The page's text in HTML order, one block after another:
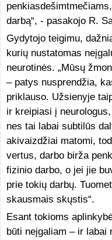
darbą“, - pasakojo R.
Gydytojo teigimu,
kurių nustatomas
neurotinės. „Mūsų
– patys nusprendžia,
priklauso. Užsienyje
ir kreipiasi į
nes tai labai subtilūs
akivaizdžiai matomi,
vertus, darbo birža
fizinio darbo, o jei jie
prie tokių darbų.
skausmais skųstis“.
Esant tokioms
būti neįgaliam – ir labai